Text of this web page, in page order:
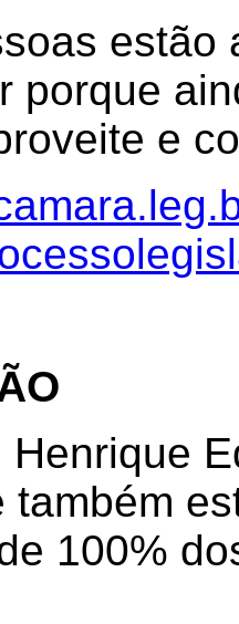
estão
porque
e
também
100%